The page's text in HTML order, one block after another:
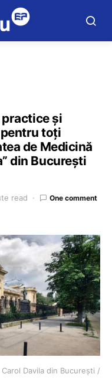
şi
toţi
de Medicină
din Bucureşti
read One comment
Davila din București /